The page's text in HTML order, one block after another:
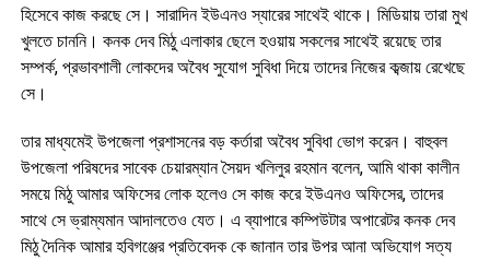
হিসেবে কাজ করছে সে। সারাদিন ইউএনও স্যারের সাথেই থাকে। মিডিয়ায় তারা মুখ
খুলতে চাননি। কনক দেব মিঠু এলাকার ছেলে হওয়ায় সকলের সাথেই রয়েছে তার
সম্পর্ক, প্রভাবশালী লোকদের অবৈধ সুযোগ সুবিধা দিয়ে তাদের নিজের কব্জায় রেখেছে
সে।
তার মাধ্যমেই উপজেলা প্রশাসনের বড় কর্তারা অবৈধ সুবিধা ভোগ করেন। বাহুবল
উপজেলা পরিষদের সাবেক চেয়ারম্যান সৈয়দ খলিলুর রহমান বলেন, আমি থাকা কালীন
সময়ে মিঠু আমার অফিসের লোক হলেও সে কাজ করে ইউএনও অফিসের, তাদের
সাথে সে ভ্রাম্যমান আদালতেও যেত। এ ব্যাপারে কম্পিউটার অপারেটর কনক দেব
মিঠু দৈনিক আমার হবিগঞ্জের প্রতিবেদক কে জানান তার উপর আনা অভিযোগ সত্য